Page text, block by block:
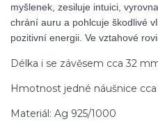
myšlenek, zesiluje intuici,
chrání auru a pohlcuje škodlivé
pozitivní energii. Ve vztahové
Délka i se závěsem cca 32
Hmotnost jedné náušnice
Materiál: Ag 925/1000